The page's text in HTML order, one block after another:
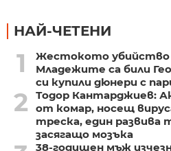
НАЙ-ЧЕТЕНИ
1
Жестокото убийство
Младежите са били
си купили дюнери с
2
Тодор Кантарджиев:
от комар, носещ
треска, един развива
засягащо мозъка
38-годишен мъж